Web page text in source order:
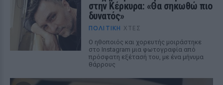
στην Κέρκυρα: «Θα σηκωθώ πιο
δυνατός»
ΠΟΛΙΤΙΚΉ ΧΤΕΣ
Ο ηθοποιός και χορευτής μοιράστηκε
στο Instagram μια φωτογραφία από
πρόσφατη εξέτασή του, με ένα μήνυμα
θάρρους